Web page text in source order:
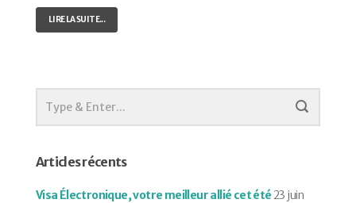
LIRE LA SUITE...
Articles récents
Visa Électronique, votre meilleur allié cet été23 juin